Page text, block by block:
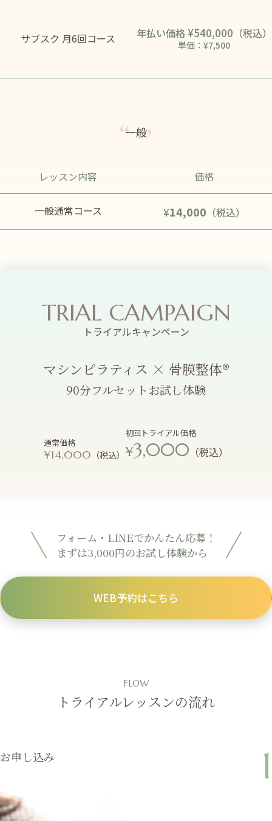
サブスク 月6回コース 年払い価格¥540,000 （税込）
単価：¥7,500
一般
レッスン内容 価格
一般通常コース ¥14,000 （税込）
TRIAL CAMPAIGN
トライアルキャンペーン
マシンピラティス × 骨膜整体®
90分フルセットお試し体験
通常価格
¥14,000 （税込）
初回トライアル価格
¥3,000 （税込）
フォーム・LINEでかんたん応募！
まずは3,000円のお試し体験から
WEB予約はこちら
FLOW
トライアルレッスンの流れ
1
お申し込み